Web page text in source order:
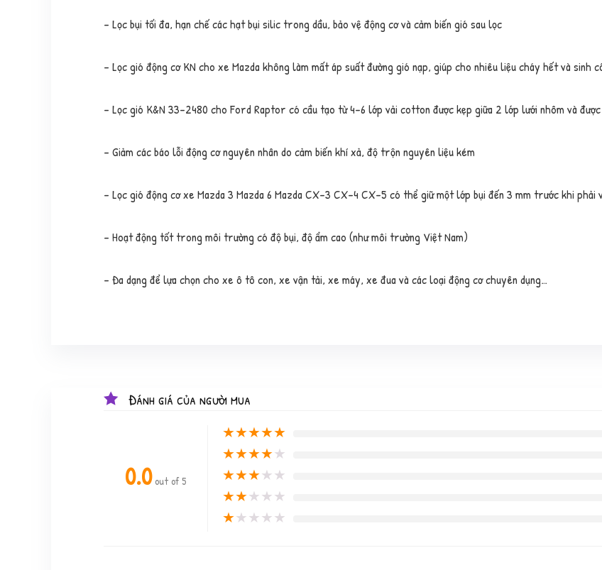
– Lọc bụi tối đa, hạn chế các hạt bụi silic trong dầu, bảo vệ động cơ và cảm biến gió sau lọc
– Lọc gió động cơ KN cho xe Mazda không làm mất áp suất đường gió nạp, giúp cho nhiêu liệu cháy hết và
– Lọc gió K&N 33-2480 cho Ford Raptor có cầu tạo từ 4-6 lớp vải cotton được kẹp giữa 2 lớp lưới nhôm và
– Giảm các báo lỗi động cơ nguyên nhân do cảm biến khí xả, độ trộn nguyên liệu kém
– Lọc gió động cơ xe Mazda 3 Mazda 6 Mazda CX-3 CX-4 CX-5 có thể giữ một lớp bụi đến 3 mm trước khi phải
– Hoạt động tốt trong môi trường có độ bụi, độ ẩm cao (như môi trường Việt Nam)
– Đa dạng để lựa chọn cho xe ô tô con, xe vận tải, xe máy, xe đua và các loại động cơ chuyên dụng…
Đánh giá của người mua
0.0 out of 5
★★★★★
★★★★★
★★★★★
★★★★★
★★★★★